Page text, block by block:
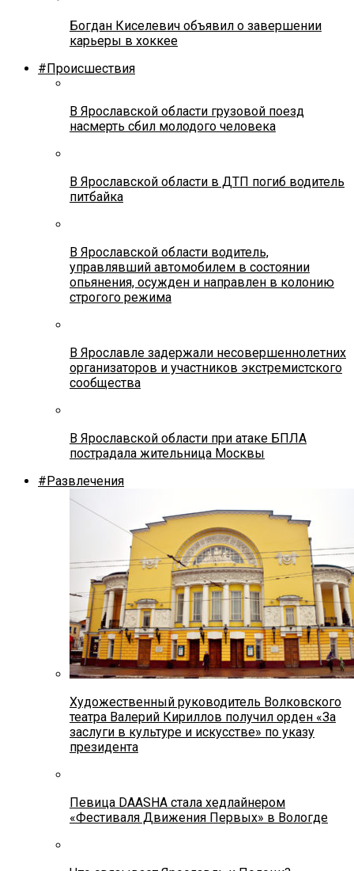
Богдан Киселевич объявил о завершении
карьеры в хоккее
#Происшествия
В Ярославской области грузовой поезд
насмерть сбил молодого человека
В Ярославской области в ДТП погиб водитель
питбайка
В Ярославской области водитель,
управлявший автомобилем в состоянии
опьянения, осужден и направлен в колонию
строгого режима
В Ярославле задержали несовершеннолетних
организаторов и участников экстремистского
сообщества
В Ярославской области при атаке БПЛА
пострадала жительница Москвы
#Развлечения
Художественный руководитель Волковского
театра Валерий Кириллов получил орден «За
заслуги в культуре и искусстве» по указу
президента
Певица DAASHA стала хедлайнером
«Фестиваля Движения Первых» в Вологде